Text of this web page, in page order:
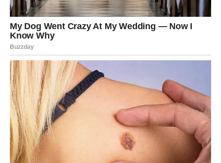
korisno je sagledati i širi fenomen:kako popularnost
utiče na ljubavne odnose poznatih osoba
Stalna izloženost medijima
fotografija, pa čak i šapat o novom partneru, završava
u medijima. To stvara pritisak koji malo koji odnos
može izdržati.
Nedostatak privatnosti
– kada je neko u centru
pažnje, teško je sakriti intimne trenutke. I najmanji
gest postaje tema spekulacija.